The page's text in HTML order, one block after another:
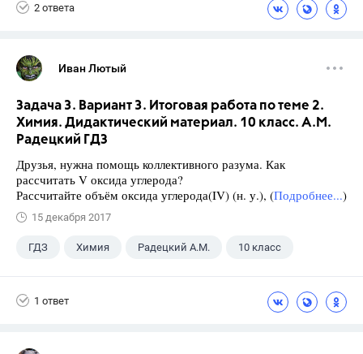
2 ответа
Иван Лютый
Задача 3. Вариант 3. Итоговая работа по теме 2.
Химия. Дидактический материал. 10 класс. А.М.
Радецкий ГДЗ
Друзья, нужна помощь коллективного разума. Как
рассчитать V оксида углерода?
Рассчитайте объём оксида углерода(IV) (н. у.), (Подробнее...)
15 декабря 2017
ГДЗ Химия Радецкий А.М. 10 класс
1 ответ